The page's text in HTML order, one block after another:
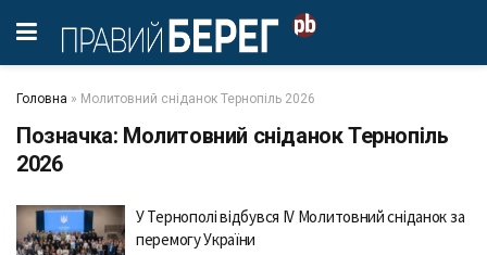
Головна » Молитовний сніданок Тернопіль 2026
Позначка: Молитовний сніданок Тернопіль
2026
У Тернополі відбувся IV Молитовний сніданок за
перемогу України